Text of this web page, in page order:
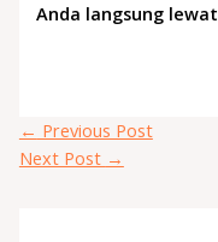
Anda langsung
← Previous Post
Next Post →